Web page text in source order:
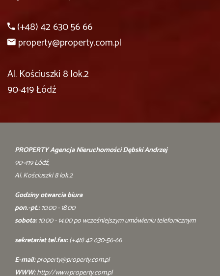
(+48) 42 630 56 66
property@property.com.pl
Al. Kościuszki 8 lok.2
90-419 Łódź
PROPERTY Agencja Nieruchomości Dębski Andrzej
90-419 Łódź,
Al. Kościuszki 8 lok.2
Godziny otwarcia biura
pon.-pt.:10.00 - 18.00
sobota:10.00 - 14.00 po wcześniejszym umówieniu telefonicznym
sekretariat tel.fax:(+48) 42 630-56-66
E-mail:property@property.com.pl
WWW:http://www.property.com.pl